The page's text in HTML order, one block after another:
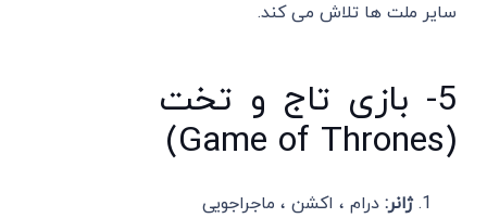
سایر ملت ها تلاش می کند.
5- بازی تاج و تخت
(Game of Thrones)
ژانر: درام ، اکشن ، ماجراجویی